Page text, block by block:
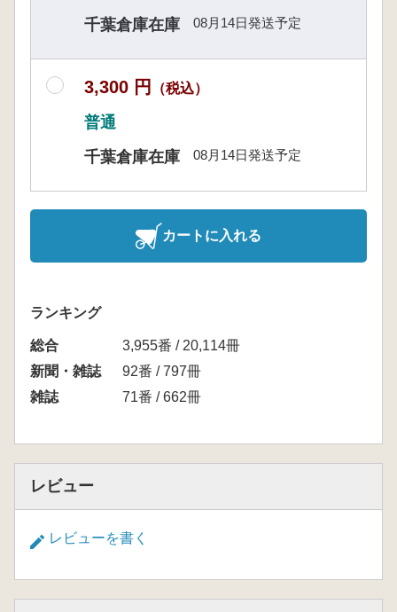
千葉倉庫在庫
08月14日発送予定
3,300 円 （税込）
普通
千葉倉庫在庫
08月14日発送予定
カートに入れる
ランキング
総合
3,955番 / 20,114冊
新聞・雑誌
92番 / 797冊
雑誌
71番 / 662冊
レビュー
レビューを書く